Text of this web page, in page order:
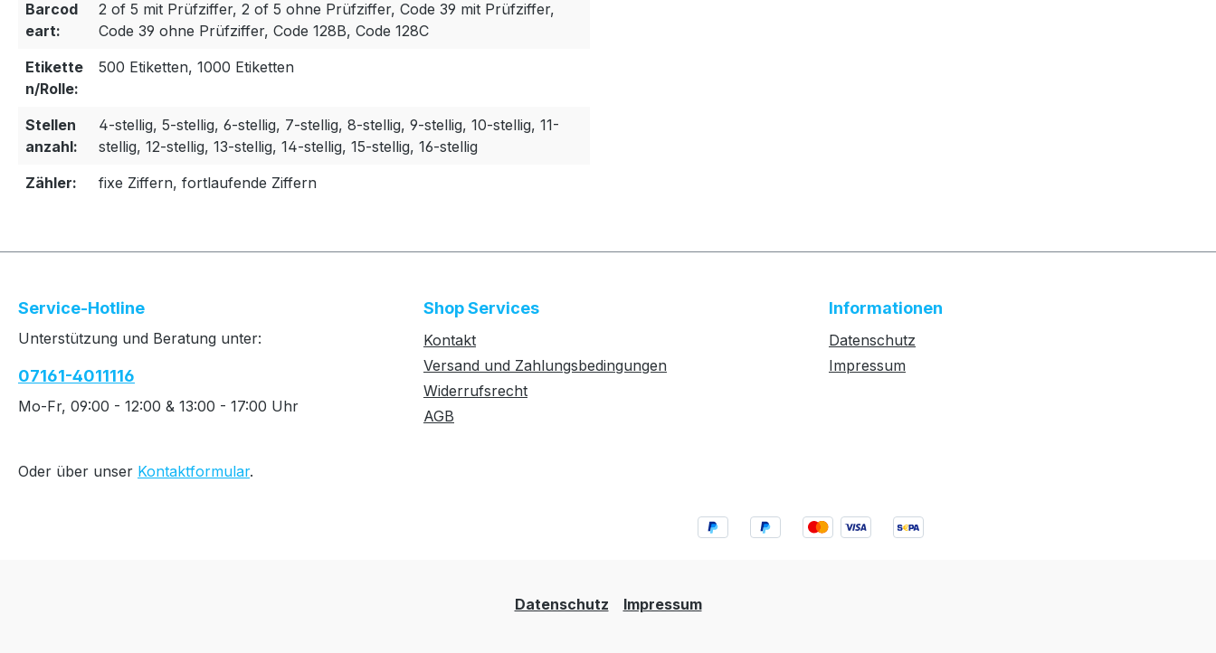
Barcod
eart:
2 of 5 mit Prüfziffer, 2 of 5 ohne Prüfziffer, Code 39 mit Prüfziffer,
Code 39 ohne Prüfziffer, Code 128B, Code 128C
Etikette
n/Rolle:
500 Etiketten, 1000 Etiketten
Stellen
anzahl:
4-stellig, 5-stellig, 6-stellig, 7-stellig, 8-stellig, 9-stellig, 10-stellig, 11-
stellig, 12-stellig, 13-stellig, 14-stellig, 15-stellig, 16-stellig
Zähler:
fixe Ziffern, fortlaufende Ziffern
Service-Hotline
Unterstützung und Beratung unter:
07161-4011116
Mo-Fr, 09:00 - 12:00 & 13:00 - 17:00 Uhr
Oder über unser Kontaktformular.
Shop Services
Kontakt
Versand und Zahlungsbedingungen
Widerrufsrecht
AGB
Informationen
Datenschutz
Impressum
Datenschutz Impressum